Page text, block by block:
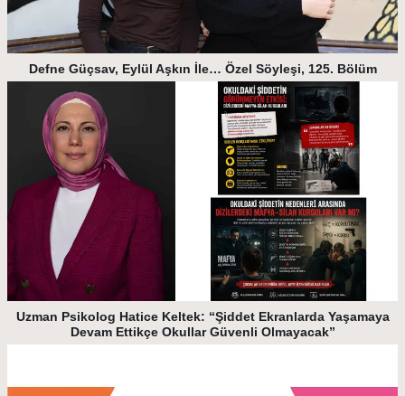
Defne Güçsav, Eylül Aşkın İle… Özel Söyleşi, 125. Bölüm
Uzman Psikolog Hatice Keltek: “Şiddet Ekranlarda Yaşamaya
Devam Ettikçe Okullar Güvenli Olmayacak”